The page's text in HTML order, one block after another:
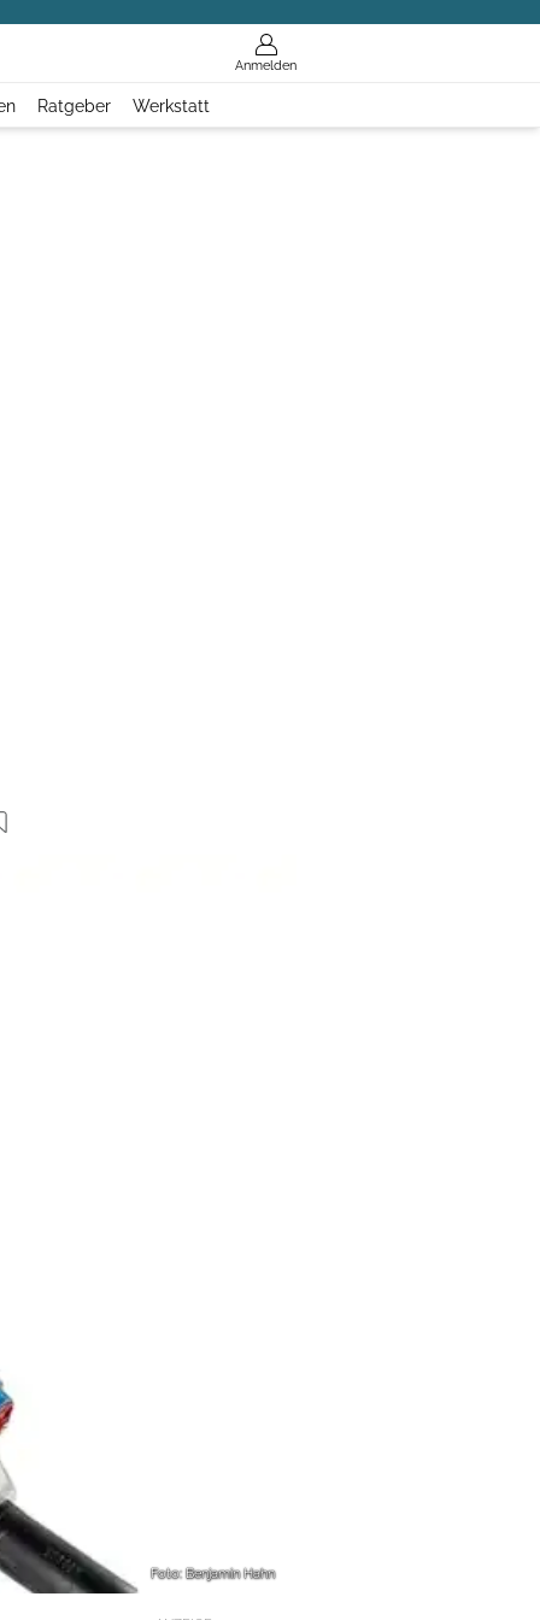
Anmelden
Ratgeber Werkstatt
Foto: Benjamin Hahn